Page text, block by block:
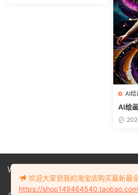
AI绘
AI绘
息样
Website
欢迎大家到我的淘宝店购买最新最
https://